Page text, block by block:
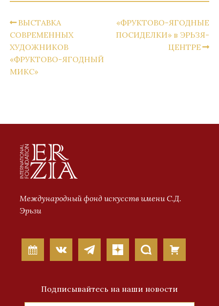
ВЫСТАВКА
СОВРЕМЕННЫХ
ХУДОЖНИКОВ
«ФРУКТОВО-ЯГОДНЫЙ
МИКС»
«ФРУКТОВО-ЯГОДНЫЕ
ПОСИДЕЛКИ» в ЭРЬЗЯ-
ЦЕНТРЕ
Международный фонд искусств имени С.Д.
Эрьзи
Подписывайтесь на наши новости